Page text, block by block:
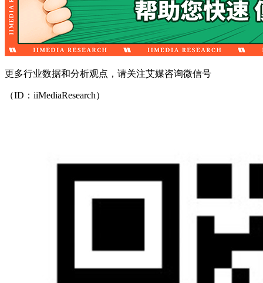
更多行业数据和分析观点，请关注艾媒咨询微信号
（ID：iiMediaResearch）